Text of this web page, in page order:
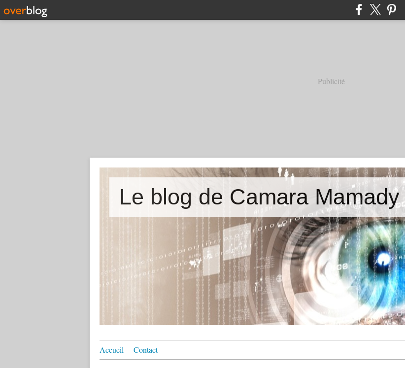
Publicité
Le blog de Camara Mamady
Accueil Contact